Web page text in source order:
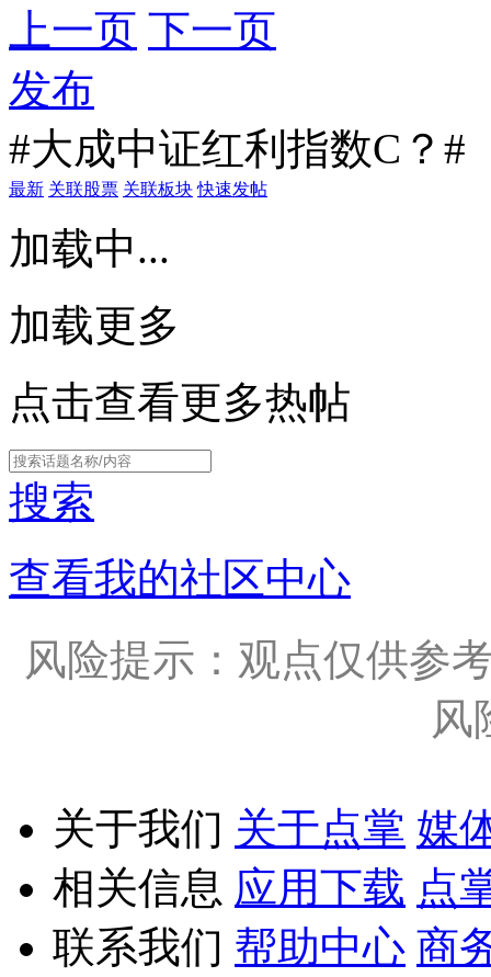
上一页 下一页
发布
#大成中证红利指数C？#
最新 关联股票 关联板块 快速发帖
加载中...
加载更多
点击查看更多热帖
搜索
查看我的社区中心
风险提示：观点仅供参
风
关于我们 关于点掌 媒
相关信息 应用下载 点
联系我们 帮助中心 商